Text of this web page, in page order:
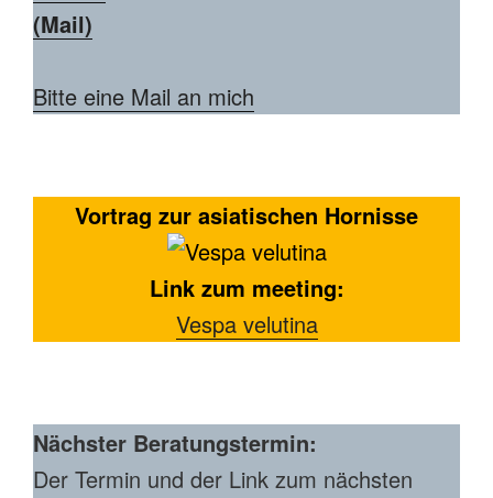
(Mail)
Bitte eine Mail an mich
Vortrag zur asiatischen Hornisse
Link zum meeting:
Vespa velutina
Nächster Beratungstermin:
Der Termin und der Link zum nächsten